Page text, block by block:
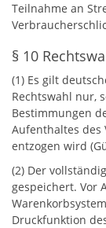
Teilnahme an
§ 10
(1) Es gilt
Rechtswahl nur,
Bestimmungen
Aufenthaltes des
entzogen wird
(2) Der
gespeichert. Vor
Druckfunktion